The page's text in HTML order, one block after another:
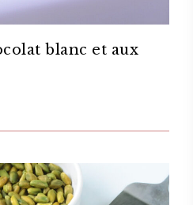
blanc et aux